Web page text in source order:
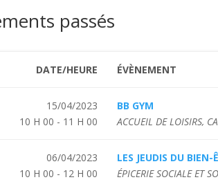
passés
DATE/HEURE ÉVÈNEMENT
15/04/2023
10 H 00 - 11 H 00
BB GYM
ACCUEIL DE LOISIRS,
06/04/2023
10 H 00 - 12 H 00
LES JEUDIS DU BIEN-
ÉPICERIE SOCIALE ET